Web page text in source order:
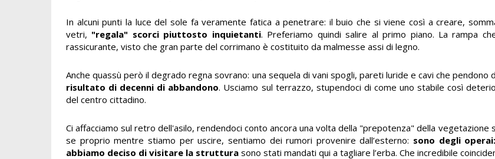
In alcuni punti la luce del sole fa veramente fatica a penetrare: il buio che si viene così a creare,
vetri, "regala" scorci piuttosto inquietanti. Preferiamo quindi salire al primo piano. La rampa
rassicurante, visto che gran parte del corrimano è costituito da malmesse assi di legno.
Anche quassù però il degrado regna sovrano: una sequela di vani spogli, pareti luride e cavi che
risultato di decenni di abbandono. Usciamo sul terrazzo, stupendoci di come uno stabile così
del centro cittadino.
Ci affacciamo sul retro dell'asilo, rendendoci conto ancora una volta della "prepotenza" della vegetazione
se proprio mentre stiamo per uscire, sentiamo dei rumori provenire dall’esterno: sono degli
abbiamo deciso di visitare la struttura sono stati mandati qui a tagliare l’erba. Che incredibile